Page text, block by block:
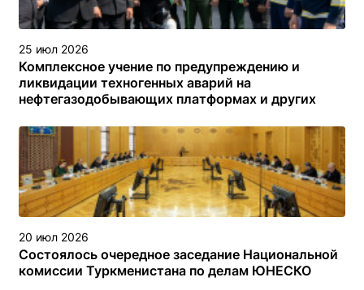
25 июл 2026
Комплексное учение по предупреждению и
ликвидации техногенных аварий на
нефтегазодобывающих платформах и других
туркменском секторе Каспийского моря
20 июл 2026
Состоялось очередное заседание Национальной
комиссии Туркменистана по делам ЮНЕСКО